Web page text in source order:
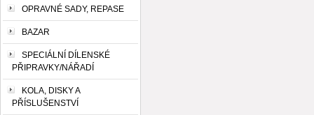
OPRAVNÉ SADY, REPASE
BAZAR
SPECIÁLNÍ DÍLENSKÉ
PŘIPRAVKY/NÁŘADÍ
KOLA, DISKY A
PŘÍSLUŠENSTVÍ